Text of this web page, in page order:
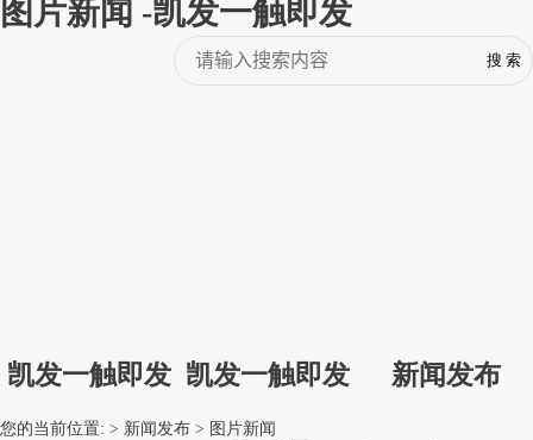
图片新闻 -凯发一触即发
凯发一触即发 凯发一触即发 新闻发布
您的当前位置: > 新闻发布 > 图片新闻